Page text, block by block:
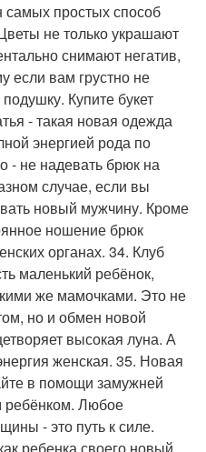
самых простых способ
не только украшают
снимают негатив,
если вам грустно не
Купите букет
- такая новая одежда
энергией рода по
- не надевать брюк на
случае, если вы
новый мужчину. Кроме
ношение брюк
органах. 34. Клуб
маленький ребёнок,
же мамочками. Это не
но и обмен новой
высокая луна. А
женская. 35. Новая
в помощи замужней
ребёнком. Любое
- это путь к силе.